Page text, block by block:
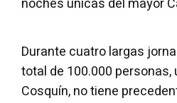
Durante cuatro largas
total de 100.000
Cosquín, no tiene